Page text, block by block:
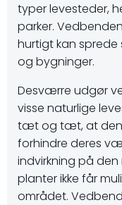
typer levesteder,
parker.
hurtigt kan
og bygninger.
Desværre udgør
visse naturlige
tæt og tæt, at den
forhindre deres
indvirkning på
planter ikke får
området.